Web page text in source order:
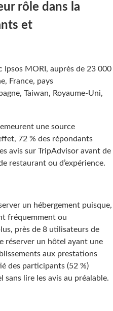
rôle dans la
et
Ipsos MORI, auprès de 23 000
France, pays
Taiwan, Royaume-Uni,
une source
72 % des répondants
avis sur TripAdvisor avant de
restaurant ou d’expérience.
un hébergement puisque,
fréquemment ou
près de 8 utilisateurs de
réserver un hôtel ayant une
aux prestations
des participants (52 %)
lire les avis au préalable.